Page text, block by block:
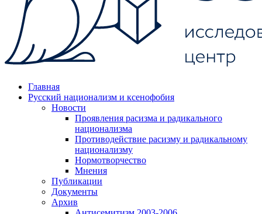
Главная
Русский национализм и ксенофобия
Новости
Проявления расизма и радикального
национализма
Противодействие расизму и радикальному
национализму
Нормотворчество
Мнения
Публикации
Документы
Архив